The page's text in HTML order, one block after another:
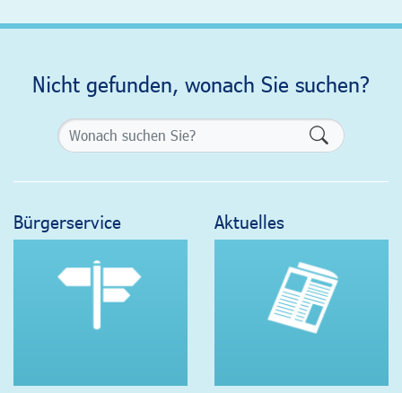
Nicht gefunden, wonach Sie suchen?
Bürgerservice Aktuelles